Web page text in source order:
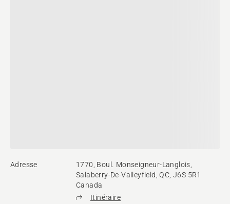
Adresse
1770, Boul. Monseigneur-Langlois,
Salaberry-De-Valleyfield, QC, J6S 5R1
Canada
Itinéraire